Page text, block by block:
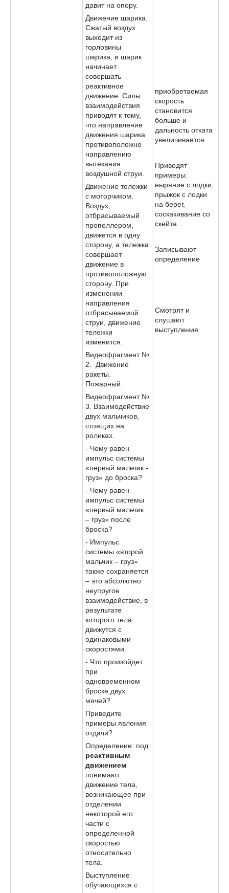
давит на опору.
Движение шарика.
Сжатый воздух
выходит из
горловины
шарика, и шарик
начинает
совершать
реактивное
движение. Силы
взаимодействия
приводят к тому,
что направление
движения шарика
противоположно
направлению
вытекания
воздушной струи.
Движение тележки
с моторчиком.
Воздух,
отбрасываемый
пропеллером,
движется в одну
сторону, а тележка
совершает
движение в
противоположную
сторону. При
изменении
направления
отбрасываемой
струи, движение
тележки
изменится.
Видеофрагмент №
2. Движение
ракеты.
Пожарный.
Видеофрагмент №
3. Взаимодействие
двух мальчиков,
стоящих на
роликах.
- Чему равен
импульс системы
«первый мальчик -
груз» до броска?
- Чему равен
импульс системы
«первый мальчик
– груз» после
броска?
- Импульс
системы «второй
мальчик – груз»
также сохраняется
– это абсолютно
неупругое
взаимодействие, в
результате
которого тела
движутся с
одинаковыми
скоростями.
- Что произойдет
при
одновременном
броске двух
мячей?
Приведите
примеры явления
отдачи?
Определение: под
реактивным
движением
понимают
движение тела,
возникающее при
отделении
некоторой его
части с
определенной
скоростью
относительно
тела.
Выступление
обучающихся с
приобретаемая
скорость
становится
больше и
дальность отката
увеличивается
Приводят
примеры:
ныряние с лодки,
прыжок с лодки
на берег,
соскакивание со
скейта…
Записывают
определение
Смотрят и
слушают
выступления